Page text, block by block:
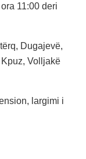
11:00 deri
Dugajevë,
Volljakë
largimi i